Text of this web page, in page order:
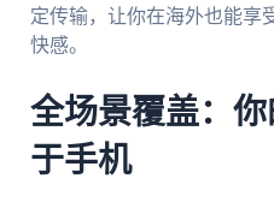
定传输，让你在海外也能享
快感。
全场景覆盖：
于手机